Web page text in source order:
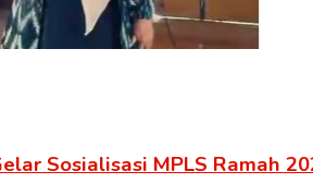
Sosialisasi MPLS Ramah